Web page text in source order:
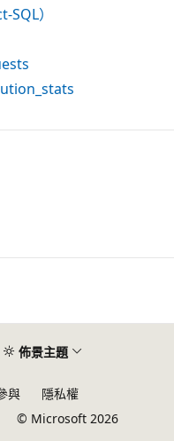
SQL）
佈景主題
與
隱私權
© Microsoft 2026